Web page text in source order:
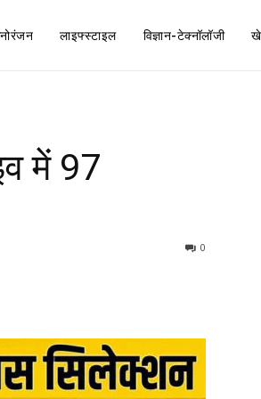
लाइफ्स्टाइल विज्ञान-टेक्नॉलॉजी
में 97
0